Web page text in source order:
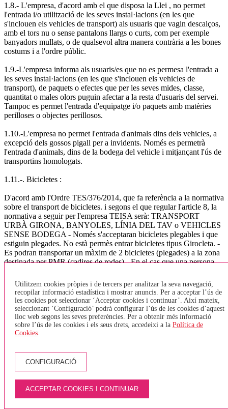
1.8.- L'empresa, d'acord amb el que disposa la Llei , no permet
l'entrada i/o utilització de les seves instal·lacions (en les que
s'inclouen els vehicles de transport) als usuaris que vagin descalços,
amb el tors nu o sense pantalons llargs o curts, com per exemple
banyadors mullats, o de qualsevol altra manera contrària a les bones
costums i a l'ordre públic.
1.9.-L'empresa informa als usuaris/es que no es permesa l'entrada a
les seves instal·lacions (en les que s'inclouen els vehicles de
transport), de paquets o efectes que per les seves mides, classe,
quantitat o males olors puguin afectar a la resta d'usuaris del servei.
Tampoc es permet l'entrada d'equipatge i/o paquets amb matèries
perilloses o objectes perillosos.
1.10.-L'empresa no permet l'entrada d'animals dins dels vehicles, a
excepció dels gossos pigall per a invidents. Només es permetrà
l'entrada d'animals, dins de la bodega del vehicle i mitjançant l'ús de
transportins homologats.
1.11.-. Bicicletes :
D'acord amb l'Ordre TES/376/2014, que fa referència a la normativa
sobre el transport de bicicletes. i segons el que regular l'article 8, la
normativa a seguir per l'empresa TEISA serà: TRANSPORT
URBÀ GIRONA, BANYOLES, LÍNIA DEL TAV o VEHICLES
SENSE BODEGA - Només s'acceptaran bicicletes plegables i que
estiguin plegades. No està permès entrar bicicletes tipus Girocleta. -
Es podran transportar un màxim de 2 bicicletes (plegades) a la zona
destinada per PMR (cadires de rodes) - En el cas que una persona
PMR estigui ocupat per una bicicleta, aquesta haurà de baixar de
l'autobús i esperar el següent, ja que tenen prioritat les cadires de
rodes. - Només s'acceptarà una bicicleta per persona. - Els viatgers
no hauran de pagar per pujar la bicicleta. TRANSPORT
INTERURBÀ - Les bicicletes aniran sempre a la bodega, aquestes
hauran de tenir un estat de neteja correcte i en cap cas s'acceptaran
quan estiguin brutes (fang, greix,..). - El nombre de bicicletes que es
en funció de les dimensions del vehicle, per al vehicles de més de 45
places s'ha fixat un màxim de 2 bicicletes per autocar, doncs s'ha de
preveure espai per la resta d'equipatge. (l'Ordre indica un màxim de
5 bicicletes) - El passatger que transporti una bicicleta a bord del
vehicle serà responsable dels danys i perjudicis que aquesta pugui
produir a altres passatgers, als seus equipatges i al mateix vehicle. -
Utilitzem cookies pròpies i de tercers per analitzar la seva navegació,
recopilar informació estadística i mostrar anuncis. Per a acceptar l’ús de
les cookies pot seleccionar ‘Acceptar cookies i continuar’. Així mateix,
seleccionant ‘Configuració’ podrà configurar l’ús de les cookies d’aquest
lloc web segons les seves preferències. Per a obtenir més informació
sobre l’ús de les cookies i els seus drets, accedeixi a la Política de
Cookies.
CONFIGURACIÓ
ACCEPTAR COOKIES I CONTINUAR